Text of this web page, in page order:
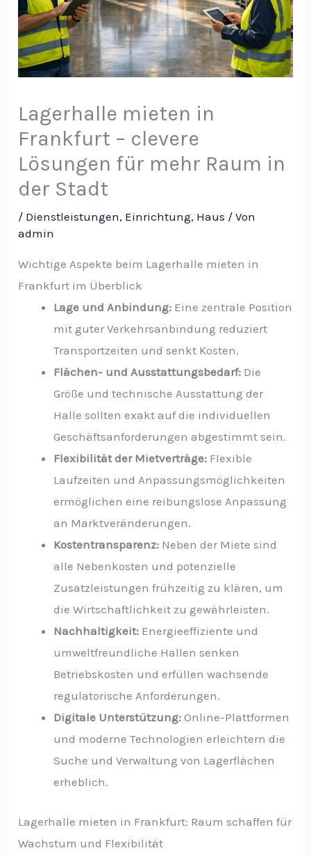
Lagerhalle mieten in
Frankfurt – clevere
Lösungen für mehr Raum in
der Stadt
/ Dienstleistungen, Einrichtung, Haus / Von
admin
Wichtige Aspekte beim Lagerhalle mieten in
Frankfurt im Überblick
Lage und Anbindung: Eine zentrale Position
mit guter Verkehrsanbindung reduziert
Transportzeiten und senkt Kosten.
Flächen- und Ausstattungsbedarf: Die
Größe und technische Ausstattung der
Halle sollten exakt auf die individuellen
Geschäftsanforderungen abgestimmt sein.
Flexibilität der Mietverträge: Flexible
Laufzeiten und Anpassungsmöglichkeiten
ermöglichen eine reibungslose Anpassung
an Marktveränderungen.
Kostentransparenz: Neben der Miete sind
alle Nebenkosten und potenzielle
Zusatzleistungen frühzeitig zu klären, um
die Wirtschaftlichkeit zu gewährleisten.
Nachhaltigkeit: Energieeffiziente und
umweltfreundliche Hallen senken
Betriebskosten und erfüllen wachsende
regulatorische Anforderungen.
Digitale Unterstützung: Online-Plattformen
und moderne Technologien erleichtern die
Suche und Verwaltung von Lagerflächen
erheblich.
Lagerhalle mieten in Frankfurt: Raum schaffen für
Wachstum und Flexibilität